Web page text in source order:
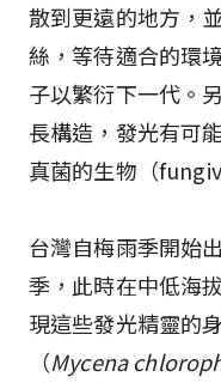
散到更遠的地方，
絲，等待適合的環
子以繁衍下一代。
長構造，發光有可
真菌的生物（
台灣自梅雨季開始
季，此時在中低海
現這些發光精靈的
（Mycena